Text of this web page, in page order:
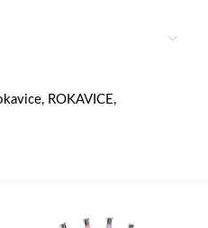
, ROKAVICE,